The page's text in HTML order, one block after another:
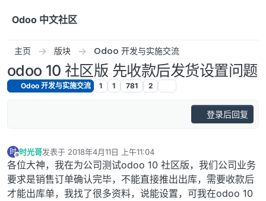
Odoo 中文社区
主页 版块 Odoo 开发与实施交流
odoo 10 社区版 先收款后发货设置问题
Odoo 开发与实施交流 1 1 781 2
登录后回复
时
离线
时光哥发表于 2018年4月11日 上午11:04
最后由 编辑
各位大神，我在为公司测试odoo 10 社区版，我们公司业务
要求是销售订单确认完毕，不能直接推出出库，需要收款后
才能出库单，我找了很多资料，说能设置，可我在odoo 10